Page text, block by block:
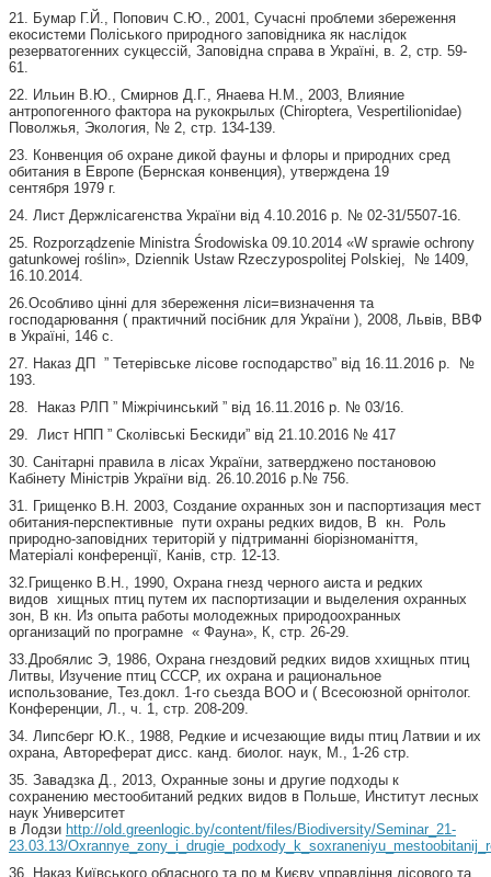
21. Бумар Г.Й., Попович С.Ю., 2001, Сучасні проблеми збереження
екосистеми Поліського природного заповідника як наслідок
резерватогенних сукцессій, Заповідна справа в Україні, в. 2, стр. 59-
61.
22. Ильин В.Ю., Смирнов Д.Г., Янаева Н.М., 2003, Влияние
антропогенного фактора на рукокрылых (Chiroptera, Vespertilionidae)
Поволжья, Экология, № 2, стр. 134-139.
23. Конвенция об охране дикой фауны и флоры и природних сред
обитания в Европе (Бернская конвенция), утверждена 19
сентября 1979 г.
24. Лист Держлісагенства України від 4.10.2016 р. № 02-31/5507-16.
25. Rozporządzenie Ministra Środowiska 09.10.2014 «W sprawie ochrony
gatunkowej roślin», Dziennik Ustaw Rzeczypospolitej Polskiej, № 1409,
16.10.2014.
26.Особливо цінні для збереження ліси=визначення та
господарювання ( практичний посібник для України ), 2008, Львів, ВВФ
в Україні, 146 с.
27. Наказ ДП ” Тетерівське лісове господарство” від 16.11.2016 р. №
193.
28. Наказ РЛП ” Міжрічинський ” від 16.11.2016 р. № 03/16.
29. Лист НПП ” Сколівські Бескиди” від 21.10.2016 № 417
30. Санітарні правила в лісах України, затверджено постановою
Кабінету Міністрів України від. 26.10.2016 р.№ 756.
31. Грищенко В.Н. 2003, Создание охранных зон и паспортизация мест
обитания-перспективные пути охраны редких видов, В кн. Роль
природно-заповідних територій у підтриманні біорізноманіття,
Матеріалі конференції, Канів, стр. 12-13.
32.Грищенко В.Н., 1990, Охрана гнезд черного аиста и редких
видов хищных птиц путем их паспортизации и выделения охранных
зон, В кн. Из опыта работы молодежных природоохранных
организаций по програмне « Фауна», К, стр. 26-29.
33.Дробялис Э, 1986, Охрана гнездовий редких видов ххищных птиц
Литвы, Изучение птиц СССР, их охрана и рациональное
использование, Тез.докл. 1-го сьезда ВОО и ( Всесоюзной орнітолог.
Конференции, Л., ч. 1, стр. 208-209.
34. Липсберг Ю.К., 1988, Редкие и исчезающие виды птиц Латвии и их
охрана, Автореферат дисс. канд. биолог. наук, М., 1-26 стр.
35. Завадзка Д., 2013, Охранные зоны и другие подходы к
сохранению местообитаний редких видов в Польше, Институт лесных
наук Университет
в Лодзи http://old.greenlogic.by/content/files/Biodiversity/Seminar_21-
23.03.13/
36. Наказ Київського обласного та по м.Києву управління лісового та